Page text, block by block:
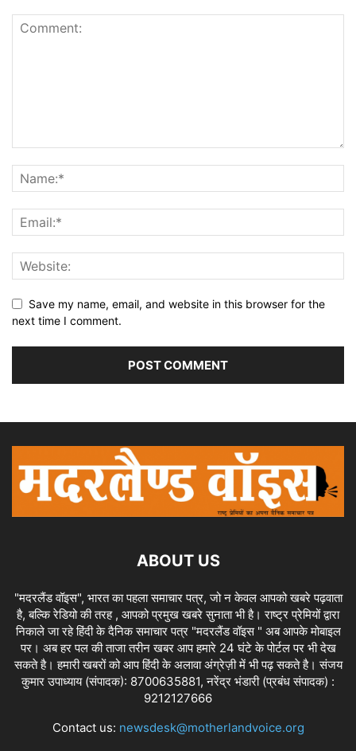
Save my name, email, and website in this browser for the
next time I comment.
ABOUT US
"मदरलैंड वॉइस", भारत का पहला समाचार पत्र, जो न केवल आपको खबरे पढ़वाता
है, बल्कि रेडियो की तरह , आपको प्रमुख खबरे सुनाता भी है। राष्ट्र प्रेमियों द्वारा
निकाले जा रहे हिंदी के दैनिक समाचार पत्र "मदरलैंड वॉइस " अब आपके मोबाइल
पर। अब हर पल की ताजा तरीन खबर आप हमारे 24 घंटे के पोर्टल पर भी देख
सकते है। हमारी खबरों को आप हिंदी के अलावा अंग्रेज़ी में भी पढ़ सकते है। संजय
कुमार उपाध्याय (संपादक): 8700635881, नरेंद्र भंडारी (प्रबंध संपादक) :
9212127666
Contact us: newsdesk@motherlandvoice.org